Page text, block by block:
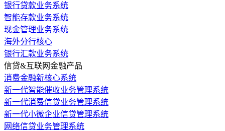
银行贷款业务系统
智能存款业务系统
现金管理业务系统
海外分行核心
银行汇款业务系统
信贷&互联网金融产品
消费金融新核心系统
新一代智能催收业务管理系统
新一代消费信贷业务管理系统
新一代小微企业信贷管理系统
网络信贷业务管理系统